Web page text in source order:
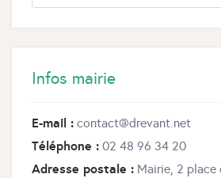
Infos mairie
E-mail : contact@drevant.net
Téléphone : 02 48 96 34 20
Adresse postale : Mairie, 2 place